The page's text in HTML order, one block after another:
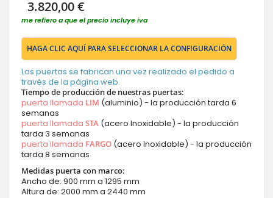
3.820,00 €
me refiero a que el precio incluye iva
HAGA CLIC AQUÍ PARA SELECCIONAR LA CONFIGURACIÓN
Las puertas se fabrican una vez realizado el pedido a
través de la página web.
Tiempo de producción de nuestras puertas:
puerta llamada LIM (aluminio) - la producción tarda 6
semanas
puerta llamada STA (acero Inoxidable) - la producción
tarda 3 semanas
puerta llamada FARGO (acero Inoxidable) - la producción
tarda 8 semanas
Medidas puerta con marco:
Ancho de: 900 mm a 1295 mm
Altura de: 2000 mm a 2440 mm